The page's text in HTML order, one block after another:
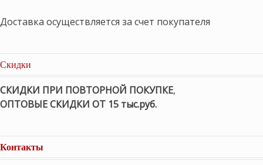
Доставка осуществляется за счет покупателя
Скидки
СКИДКИ ПРИ ПОВТОРНОЙ ПОКУПКЕ,
ОПТОВЫЕ СКИДКИ ОТ 15 тыс.руб.
Контакты